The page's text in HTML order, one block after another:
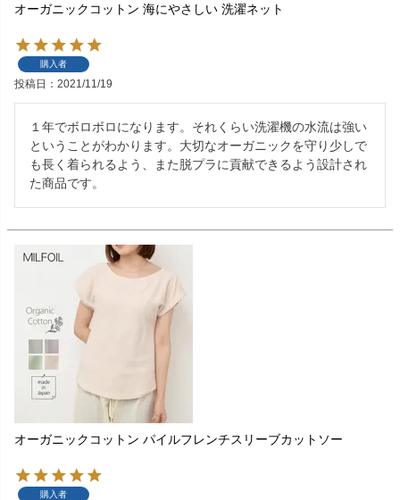
オーガニックコットン 海にやさしい 洗濯ネット
購入者
投稿日 2021/11/19
１年でボロボロになります。それくらい洗濯機の水流は強い
ということがわかります。大切なオーガニックを守り少しで
も長く着られるよう、また脱プラに貢献できるよう設計され
た商品です。
オーガニックコットン パイルフレンチスリーブカットソー
購入者